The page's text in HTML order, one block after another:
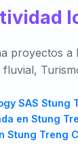
proyectos
Blockchain para empresarios en Stung Treng Camboya, Desarrollo Blockchain para fabricantes en Stung Treng Camboya, Desarrollo Blockchain para agricultores en Stung Treng Camboya, Desarrollo Blockchain para estudiantes en Stung Treng Camboya, Desarrollo Blockchain para municipios en Stung Treng Camboya, Desarrollo Blockchain para alcaldías en Stung Treng Camboya, Desarrollo Blockchain para clústeres empresariales en Stung Treng Camboya, Desarrollo Blockchain para pymes en Stung Treng Camboya, Desarrollo Blockchain para startups en Stung Treng Camboya, Desarrollo Blockchain para universidades en Stung Treng Camboya, Desarrollo Blockchain para cooperativas en Stung Treng Camboya, Desarrollo Blockchain para cámaras de comercio en Stung Treng Camboya, Desarrollo Blockchain para gobiernos regionales en Stung Treng Camboya, Desarrollo Blockchain para consultoras en Stung Treng Camboya, Desarrollo Blockchain para desarrolladores en Stung Treng Camboya, Desarrollo Blockchain para inversionistas en Stung Treng Camboya,